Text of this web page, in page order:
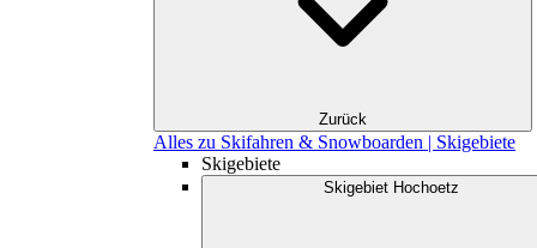
Zurück
Alles zu Skifahren & Snowboarden | Skigebiete
Skigebiete
Skigebiet Hochoetz